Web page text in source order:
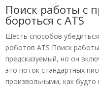
Поиск работы с
бороться с ATS
Шесть способов
роботов ATS Поиск
предсказуемый, но он
это поток стандартных
произвольными, как будто